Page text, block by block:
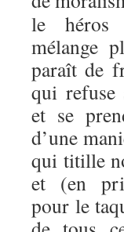
le héros
mélange
paraît de
qui refuse
et se
d’une
qui titille
et (en
pour le